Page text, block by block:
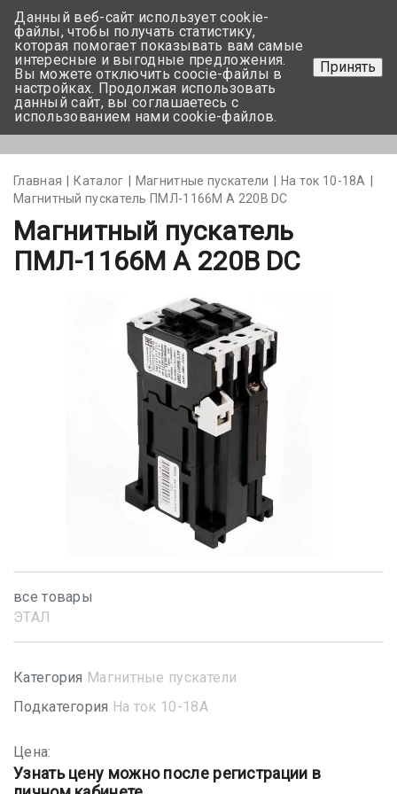
+375 17-350-99-56
+375 44-752-82-08
Задать вопрос
Главная Каталог Магнитные пускатели
На ток 10-18А
Магнитный пускатель ПМЛ-1166М А 220В DC
Магнитный пускатель
ПМЛ-1166М А 220В DC
все товары
ЭТАЛ
Категория Магнитные пускатели
Подкатегория На ток 10-18А
Цена:
Узнать цену можно после регистрации в
Данный веб-сайт использует cookie-
файлы, чтобы получать статистику,
которая помогает показывать вам самые
интересные и выгодные предложения.
Вы можете отключить coocie-файлы в
настройках. Продолжая использовать
данный сайт, вы соглашаетесь с
использованием нами cookie-файлов.
Принять